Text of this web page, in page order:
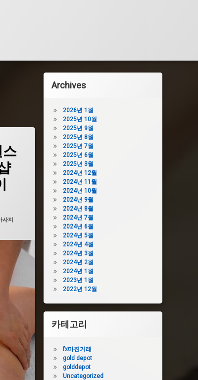
19, 2025
테고리:
사지
Archives
2026년 1월
2025년 10월
2025년 9월
2025년 8월
2025년 7월
2025년 6월
2025년 3월
2024년 12월
2024년 11월
2024년 10월
2024년 9월
2024년 8월
2024년 7월
2024년 6월
2024년 5월
2024년 4월
2024년 3월
2024년 2월
2024년 1월
2023년 1월
2022년 12월
카테고리
fx마진거래
gold depot
golddepot
Uncategorized